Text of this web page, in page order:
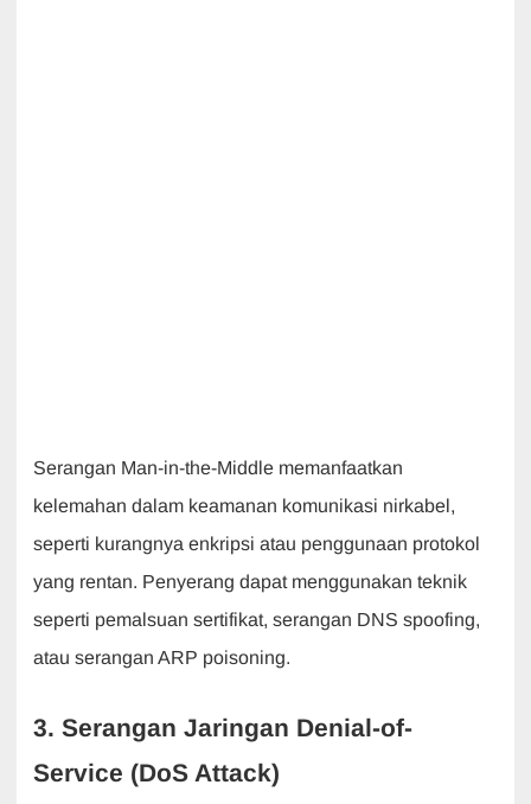
Serangan Man-in-the-Middle memanfaatkan
kelemahan dalam keamanan komunikasi nirkabel,
seperti kurangnya enkripsi atau penggunaan protokol
yang rentan. Penyerang dapat menggunakan teknik
seperti pemalsuan sertifikat, serangan DNS spoofing,
atau serangan ARP poisoning.
3. Serangan Jaringan Denial-of-
Service (DoS Attack)